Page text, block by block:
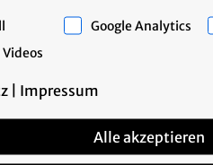
Google Analytics
Impressum
Alle akzeptieren